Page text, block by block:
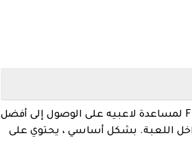
إعدادات الحساسية هي إحدى الميزات التي توفرها فري فاير Free Fire لمساعدة لاعبيه على الوصول إلى أفضل
اللعبة. بشكل أساسي ، يحتوي على